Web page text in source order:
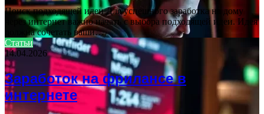
Поиск подходящей идеи Для успешного заработка на дому
через интернет важно начать с выбора подходящей идеи. Идея
должна сочетать ваши…
Статьи
14.04.2026
Заработок на фрилансе в
интернете